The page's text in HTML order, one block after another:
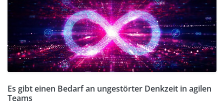
Es gibt einen Bedarf an ungestörter Denkzeit in agilen
Teams